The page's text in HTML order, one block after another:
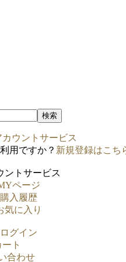
検索
カウントサービス
用ですか？ 新規登録はこち
ントサービス
ページ
購入履歴
気に入り
ログイン
ート
合わせ